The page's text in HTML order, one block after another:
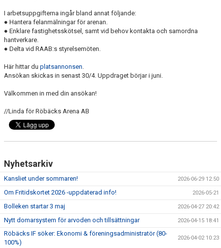
I arbetsuppgifterna ingår bland annat följande:
● Hantera felanmälningar för arenan.
● Enklare fastighetsskötsel, samt vid behov kontakta och samordna
hantverkare.
● Delta vid RAAB:s styrelsemöten.
Här hittar du platsannonsen.
Ansökan skickas in senast 30/4. Uppdraget börjar i juni.
Välkommen in med din ansökan!
//Linda för Röbäcks Arena AB
Nyhetsarkiv
Kansliet under sommaren! 2026-06-29 12:50
Om Fritidskortet 2026 -uppdaterad info! 2026-05-21
Bolleken startar 3 maj 2026-04-27 20:42
Nytt domarsystem för arvoden och tillsättningar 2026-04-15 18:41
Röbäcks IF söker: Ekonomi & föreningsadministratör (80-
100%)
2026-04-02 10:23